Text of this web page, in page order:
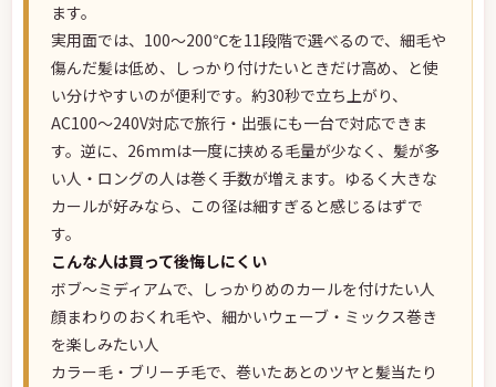
ます。
実用面では、100〜200℃を11段階で選べるので、細毛や
傷んだ髪は低め、しっかり付けたいときだけ高め、と使
い分けやすいのが便利です。約30秒で立ち上がり、
AC100〜240V対応で旅行・出張にも一台で対応できま
す。逆に、26mmは一度に挟める毛量が少なく、髪が多
い人・ロングの人は巻く手数が増えます。ゆるく大きな
カールが好みなら、この径は細すぎると感じるはずで
す。
こんな人は買って後悔しにくい
ボブ〜ミディアムで、しっかりめのカールを付けたい人
顔まわりのおくれ毛や、細かいウェーブ・ミックス巻き
を楽しみたい人
カラー毛・ブリーチ毛で、巻いたあとのツヤと髪当たり